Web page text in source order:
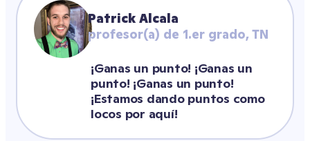
Patrick Alcala
profesor(a) de 1.er grado, TN
¡Ganas un punto! ¡Ganas un
punto! ¡Ganas un punto!
¡Estamos dando puntos como
locos por aquí!